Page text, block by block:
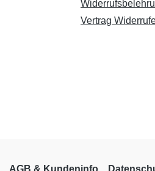
Vertrag
AGB & Kundeninfo